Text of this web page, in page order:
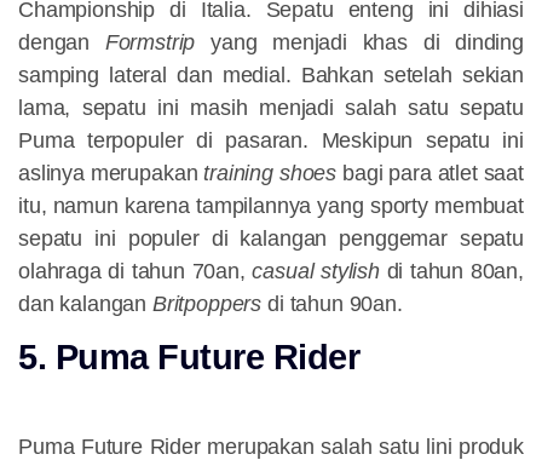
Championship di Italia. Sepatu enteng ini dihiasi
dengan Formstrip yang menjadi khas di dinding
samping lateral dan medial. Bahkan setelah sekian
lama, sepatu ini masih menjadi salah satu sepatu
Puma terpopuler di pasaran. Meskipun sepatu ini
aslinya merupakantraining shoes bagi para atlet saat
itu, namun karena tampilannya yang sporty membuat
sepatu ini populer di kalangan penggemar sepatu
olahraga di tahun 70an,casual stylishdi tahun 80an,
dan kalangan Britpoppers di tahun 90an.
5. Puma Future Rider
Puma Future Rider merupakan salah satu lini produk